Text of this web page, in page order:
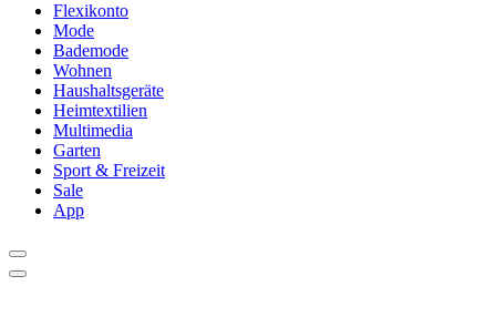
Flexikonto
Mode
Bademode
Wohnen
Haushaltsgeräte
Heimtextilien
Multimedia
Garten
Sport & Freizeit
Sale
App